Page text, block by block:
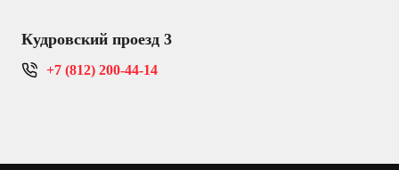
Кудровский проезд 3
+7 (812) 200-44-14